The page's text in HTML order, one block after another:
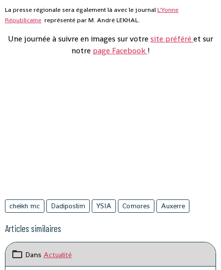
La presse régionale sera également là avec le journalL'Yonne
Républicaine représenté par M. André LEKHAL.
Une journée à suivre en images sur votresite préféré et sur
notre page Facebook !
cheikh mc Dadiposlim YSIA Comores Auxerre
Articles similaires
Dans Actualité